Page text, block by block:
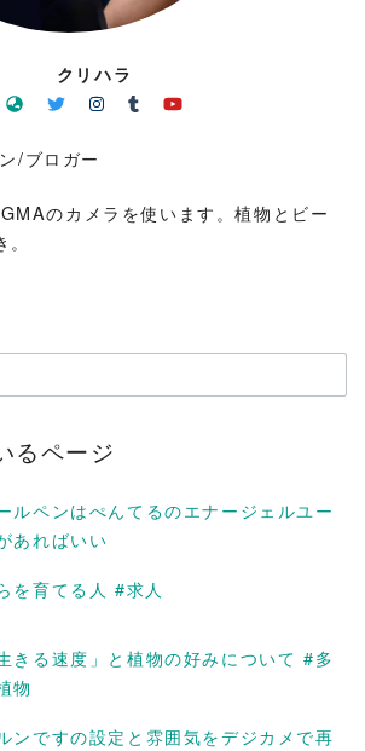
クリハラ
/ブロガー
のカメラを使います。植物とビー
るページ
ルペンはぺんてるのエナージェルユー
あればいい
を育てる人 #求人
きる速度」と植物の好みについて #多
物
ンですの設定と雰囲気をデジカメで再